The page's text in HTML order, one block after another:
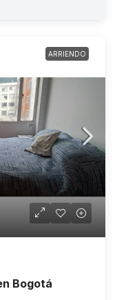
ARRIENDO
Bogotá